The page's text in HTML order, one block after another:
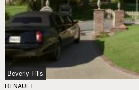
Beverly Hills
RENAULT